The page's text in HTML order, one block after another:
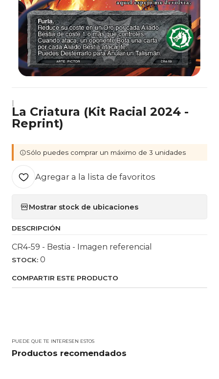
|
La Criatura (Kit Racial 2024 -
Reprint)
Sólo puedes comprar un máximo de 3 unidades
Agregar a la lista de favoritos
Mostrar stock de ubicaciones
DESCRIPCIÓN
CR4-59 - Bestia - Imagen referencial
STOCK: 0
COMPARTIR ESTE PRODUCTO
PUEDE QUE TE INTERESEN ESTOS
Productos recomendados